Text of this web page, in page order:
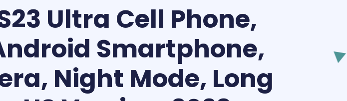
Ultra Cell Phone,
Smartphone,
Night Mode, Long